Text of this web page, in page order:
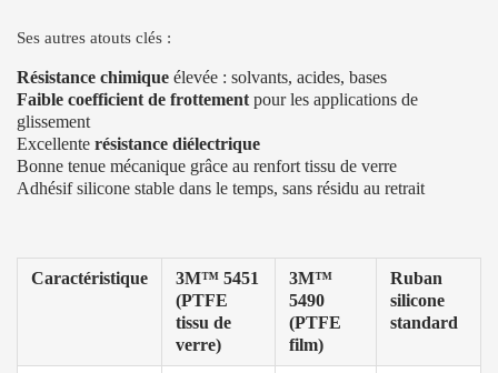
Ses autres atouts clés :
Résistance chimique élevée : solvants, acides, bases
Faible coefficient de frottement pour les applications de
glissement
Excellente résistance diélectrique
Bonne tenue mécanique grâce au renfort tissu de verre
Adhésif silicone stable dans le temps, sans résidu au retrait
Caractéristique
3M™ 5451
(PTFE
tissu de
verre)
3M™
5490
(PTFE
film)
Ruban
silicone
standard